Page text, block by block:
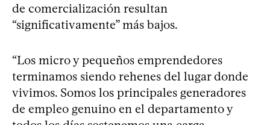
de comercialización resultan
“significativamente” más bajos.
“Los micro y pequeños emprendedores
terminamos siendo rehenes del lugar donde
vivimos. Somos los principales generadores
de empleo genuino en el departamento y